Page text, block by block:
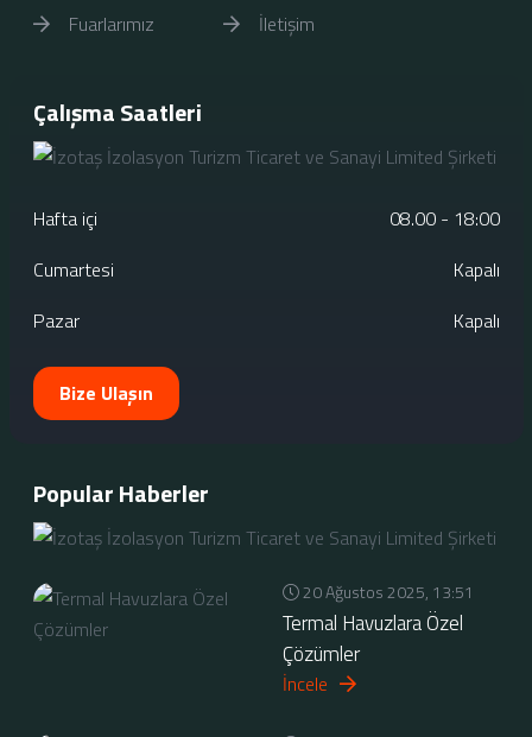
Fuarlarımız
İletişim
Çalışma Saatleri
Hafta içi
08.00 - 18:00
Cumartesi
Kapalı
Pazar
Kapalı
Bize Ulaşın
Popular Haberler
20 Ağustos 2025, 13:51
Termal Havuzlara Özel
Çözümler
İncele